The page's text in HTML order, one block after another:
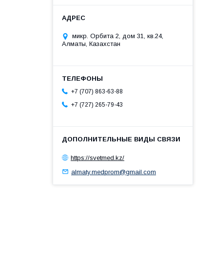
микр. Орбита 2, дом 31, кв.24,
Алматы, Казахстан
+7 (707) 863-63-88
+7 (727) 265-79-43
https://svetmed.kz/
almaty.medprom@gmail.com